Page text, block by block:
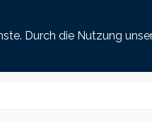
Durch die Nutzung
Last Minute
alle